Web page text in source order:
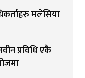
मलेसिया
प्रविधि एकै